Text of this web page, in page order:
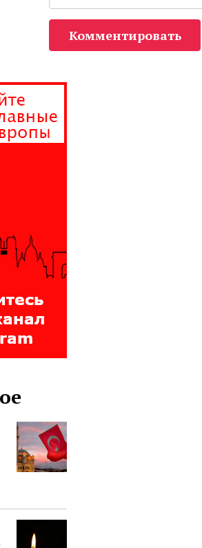
Комментировать